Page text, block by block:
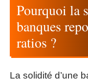
Pourquoi la
banques
ratios ?
La solidité d’une